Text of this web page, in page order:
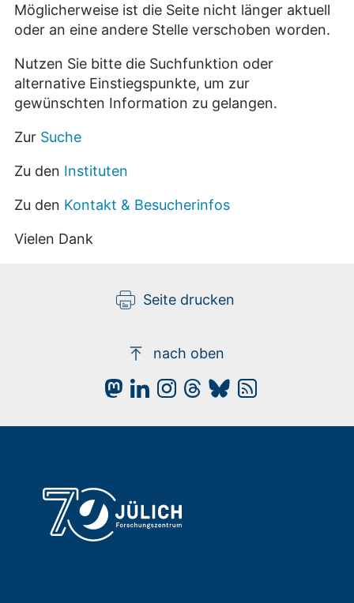
Möglicherweise ist die Seite nicht länger aktuell
oder an eine andere Stelle verschoben worden.
Nutzen Sie bitte die Suchfunktion oder
alternative Einstiegspunkte, um zur
gewünschten Information zu gelangen.
Zur Suche
Zu den Instituten
Zu den Kontakt & Besucherinfos
Vielen Dank
Seite drucken
nach oben